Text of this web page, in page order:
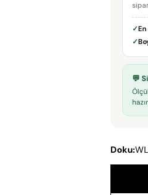
✓
✓
💬
Doku: